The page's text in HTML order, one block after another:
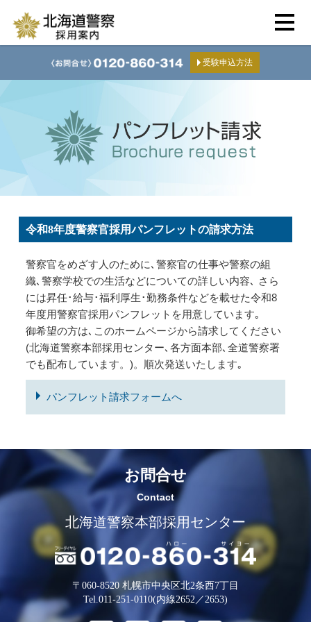
受験申込方法
令和8年度警察官採用パンフレットの請求方法
警察官をめざす人のために､警察官の仕事や警察の組
織､警察学校での生活などについての詳しい内容､ さら
には昇任･給与･福利厚生･勤務条件などを載せた令和8
年度用警察官採用パンフレットを用意しています｡
御希望の方は､このホームページから請求してください
(北海道警察本部採用センター､各方面本部､全道警察署
でも配布しています。)。順次発送いたします｡
パンフレット請求フォームへ
お問合せ
Contact
北海道警察本部採用センター
〒060-8520 札幌市中央区北2条西7丁目
Tel.011-251-0110(内線2652／2653)